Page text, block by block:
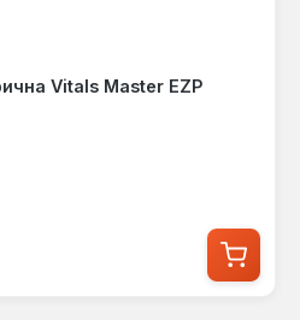
Vitals Master EZP